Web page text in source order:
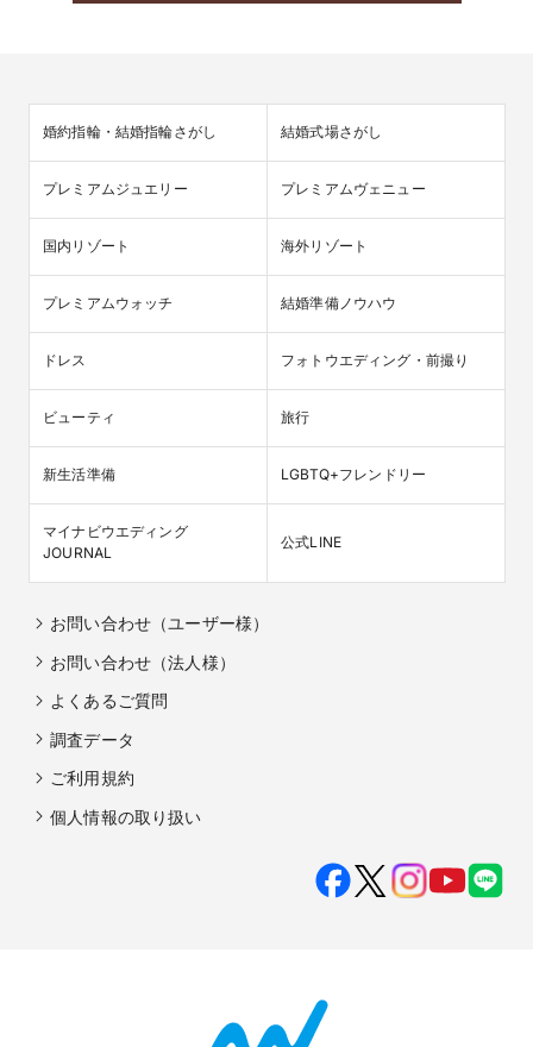
婚約指輪・結婚指輪さがし 結婚式場さがし
プレミアムジュエリー プレミアムヴェニュー
国内リゾート 海外リゾート
プレミアムウォッチ 結婚準備ノウハウ
ドレス フォトウエディング・前撮り
ビューティ 旅行
新生活準備 LGBTQ+フレンドリー
マイナビウエディング
JOURNAL
公式LINE
お問い合わせ（ユーザー様）
お問い合わせ（法人様）
よくあるご質問
調査データ
ご利用規約
個人情報の取り扱い